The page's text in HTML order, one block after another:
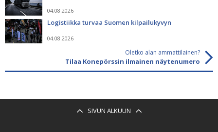
04.08.2026
Logistiikka turvaa Suomen kilpailukyvyn
04.08.2026
Oletko alan ammattilainen?
Tilaa Konepörssin ilmainen näytenumero
SIVUN ALKUUN